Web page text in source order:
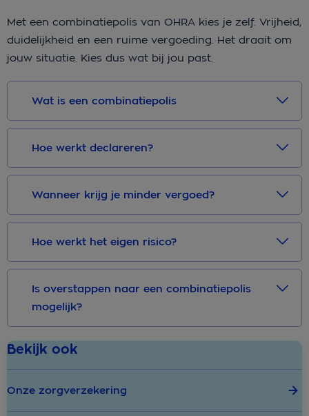
Met een combinatiepolis van OHRA kies je zelf. Vrijheid,
duidelijkheid en een ruime vergoeding. Het draait om
jouw situatie. Kies dus wat bij jou past.
Wat is een combinatiepolis
Hoe werkt declareren?
Wanneer krijg je minder vergoed?
Hoe werkt het eigen risico?
Is overstappen naar een combinatiepolis
mogelijk?
Bekijk ook
Onze zorgverzekering